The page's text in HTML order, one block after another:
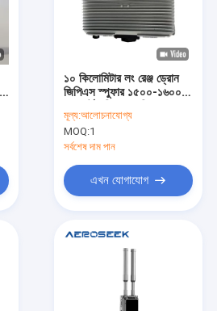
১০ কিলোমিটার লং রেঞ্জ ড্রোন
জিপিএস স্পুফার ১৫০০-১৬০০
ড্রোন প্রতিরক্ষা জন্য মাল্টি
সিস্টেম সাপোর্ট
মূল্য:আলোচনাযোগ্য
MOQ:1
সর্বশেষ দাম পান
এখন যোগাযোগ